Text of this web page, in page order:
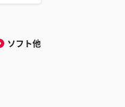
ソフト他